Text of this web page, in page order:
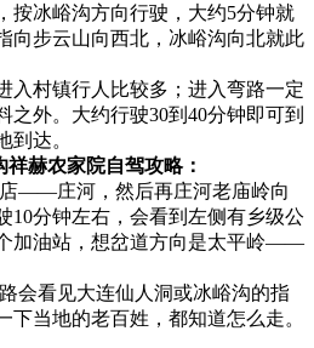
按冰峪沟方向行驶，大约5分钟就
向步云山向西北，冰峪沟向北就此
村镇行人比较多；进入弯路一定
之外。大约行驶30到40分钟即可到
到达。
赫农家院自驾攻略：
庄河，然后再庄河老庙岭向
10分钟左右，会看到左侧有乡级公
加油站，想岔道方向是太平岭——
会看见大连仙人洞或冰峪沟的指
下当地的老百姓，都知道怎么走。